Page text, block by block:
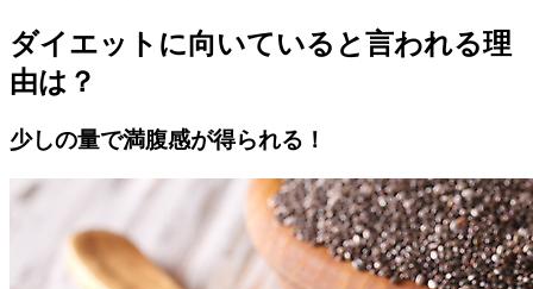
ダイエットに向いていると言われる理
由は？
少しの量で満腹感が得られる！